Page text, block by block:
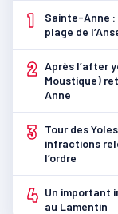
1
Sainte-Anne :
plage de
2 Après l’after
Moustique)
Anne
3
Tour des
infractions
l’ordre
4 Un important
au Lamentin